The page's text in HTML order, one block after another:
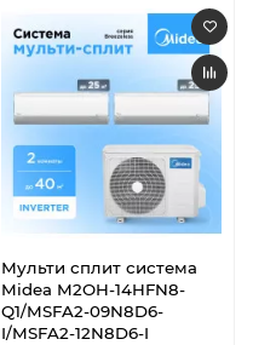
Мульти сплит система
Midea M2OH-14HFN8-
Q1/MSFA2-09N8D6-
I/MSFA2-12N8D6-I